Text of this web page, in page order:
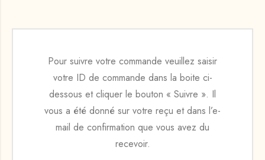
Pour suivre votre commande veuillez saisir
votre ID de commande dans la boite ci-
dessous et cliquer le bouton « Suivre ». Il
vous a été donné sur votre reçu et dans l’e-
mail de confirmation que vous avez du
recevoir.